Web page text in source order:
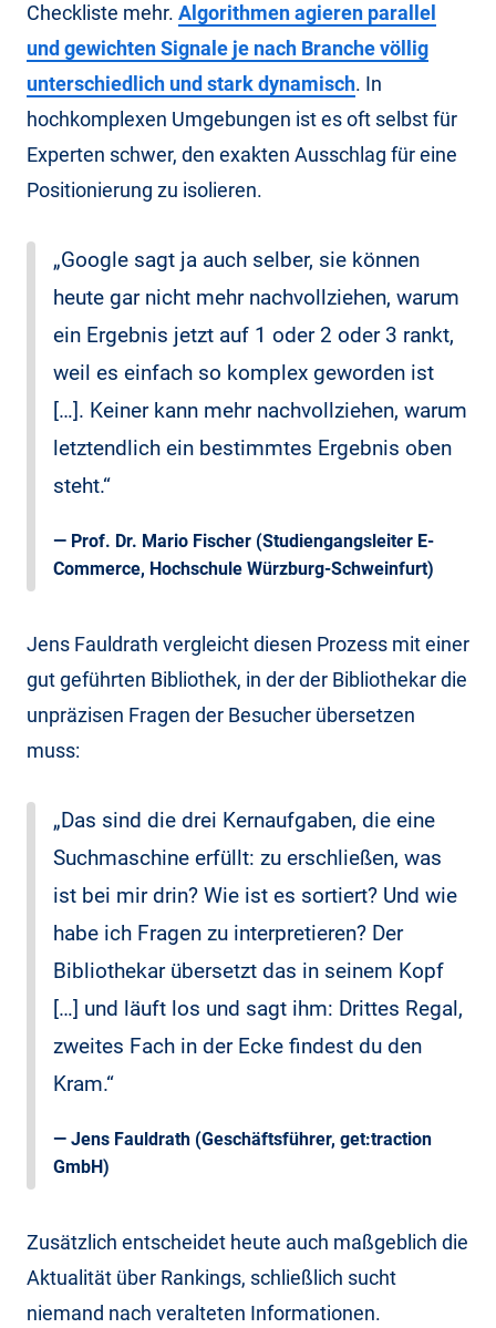
Checkliste mehr. Algorithmen agieren parallel
und gewichten Signale je nach Branche völlig
unterschiedlich und stark dynamisch. In
hochkomplexen Umgebungen ist es oft selbst für
Experten schwer, den exakten Ausschlag für eine
Positionierung zu isolieren.
„Google sagt ja auch selber, sie können
heute gar nicht mehr nachvollziehen, warum
ein Ergebnis jetzt auf 1 oder 2 oder 3 rankt,
weil es einfach so komplex geworden ist
[…]. Keiner kann mehr nachvollziehen, warum
letztendlich ein bestimmtes Ergebnis oben
steht.“
— Prof. Dr. Mario Fischer (Studiengangsleiter E-
Commerce, Hochschule Würzburg-Schweinfurt)
Jens Fauldrath vergleicht diesen Prozess mit einer
gut geführten Bibliothek, in der der Bibliothekar die
unpräzisen Fragen der Besucher übersetzen
muss:
„Das sind die drei Kernaufgaben, die eine
Suchmaschine erfüllt: zu erschließen, was
ist bei mir drin? Wie ist es sortiert? Und wie
habe ich Fragen zu interpretieren? Der
Bibliothekar übersetzt das in seinem Kopf
[…] und läuft los und sagt ihm: Drittes Regal,
zweites Fach in der Ecke findest du den
Kram.“
— Jens Fauldrath (Geschäftsführer, get:traction
GmbH)
Zusätzlich entscheidet heute auch maßgeblich die
Aktualität über Rankings, schließlich sucht
niemand nach veralteten Informationen.